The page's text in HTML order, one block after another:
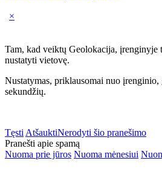
×
Tam, kad veiktų Geolokacija, įrenginyje
nustatyti vietovę.
Nustatymas, priklausomai nuo
sekundžių.
TęstiAtšauktiNerodyti šio pranešimo
Pranešti apie spamą
Nuoma prie jūros Nuoma mėnesiui